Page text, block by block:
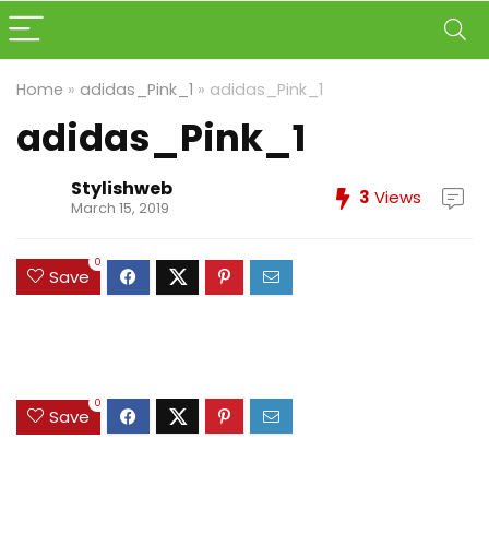
Home » adidas_Pink_1 » adidas_Pink_1
adidas_Pink_1
Stylishweb
March 15, 2019 3 Views
Save
0
Save
0